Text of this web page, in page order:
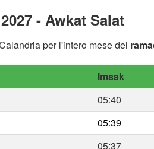
- Awkat Salat
per l'intero mese del
Imsak
05:40
05:39
05:37